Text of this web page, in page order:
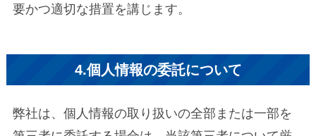
要かつ適切な措置を講じます。
4.個人情報の委託について
弊社は、個人情報の取り扱いの全部または一部を